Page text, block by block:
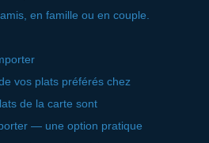
en famille ou en couple.
vos plats préférés chez
de la carte sont
— une option pratique